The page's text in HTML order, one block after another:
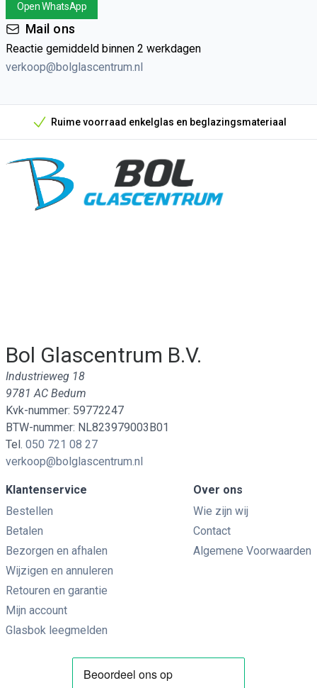
Open WhatsApp
Mail ons
Reactie gemiddeld binnen 2 werkdagen
verkoop@bolglascentrum.nl
Onze unieke verkoopargumenten
Ruime voorraad enkelglas en beglazingsmateriaal
Bol Glascentrum B.V.
Industrieweg 18
9781 AC Bedum
Kvk-nummer: 59772247
BTW-nummer: NL823979003B01
Tel. 050 721 08 27
verkoop@bolglascentrum.nl
Klantenservice
Bestellen
Betalen
Bezorgen en afhalen
Wijzigen en annuleren
Retouren en garantie
Mijn account
Glasbok leegmelden
Over ons
Wie zijn wij
Contact
Algemene Voorwaarden